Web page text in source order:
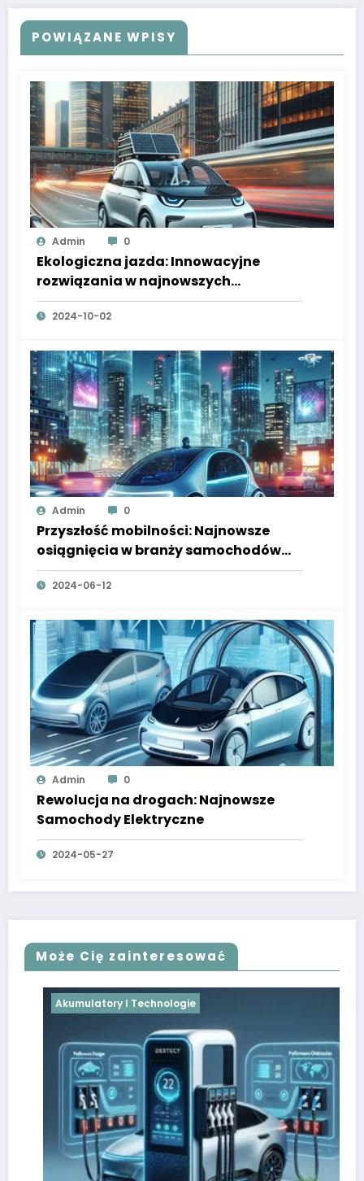
POWIĄZANE WPISY
Admin 0
Ekologiczna jazda: Innowacyjne
rozwiązania w najnowszych
samochodach elektrycznych
2024-10-02
Admin 0
Przyszłość mobilności: Najnowsze
osiągnięcia w branży samochodów
elektrycznych
2024-06-12
Admin 0
Rewolucja na drogach: Najnowsze
Samochody Elektryczne
2024-05-27
Może Cię zainteresować
Akumulatory I Technologie